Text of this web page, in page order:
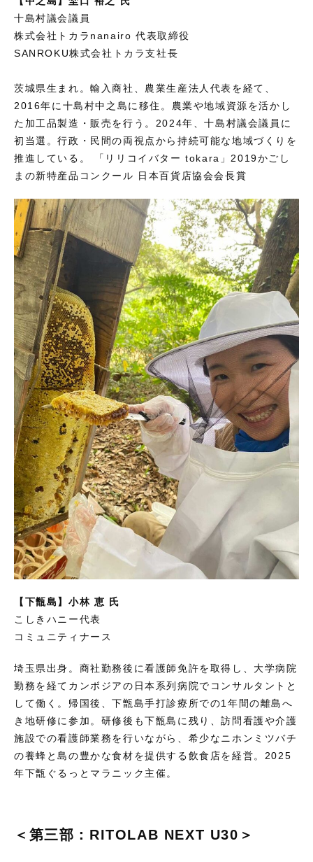
十島村議会議員
株式会社トカラnanairo 代表取締役
SANROKU株式会社トカラ支社長
茨城県生まれ。輸入商社、農業生産法人代表を経て、
2016年に十島村中之島に移住。農業や地域資源を活かし
た加工品製造・販売を行う。2024年、十島村議会議員に
初当選。行政・民間の両視点から持続可能な地域づくりを
推進している。 「リリコイバター tokara」2019かごし
まの新特産品コンクール 日本百貨店協会会長賞
【下甑島】小林 恵 氏
こしきハニー代表
コミュニティナース
埼玉県出身。商社勤務後に看護師免許を取得し、大学病院
勤務を経てカンボジアの日本系列病院でコンサルタントと
して働く。帰国後、下甑島手打診療所での1年間の離島へ
き地研修に参加。研修後も下甑島に残り、訪問看護や介護
施設での看護師業務を行いながら、希少なニホンミツバチ
の養蜂と島の豊かな食材を提供する飲食店を経営。2025
年下甑ぐるっとマラニック主催。
＜第三部：RITOLAB NEXT U30＞